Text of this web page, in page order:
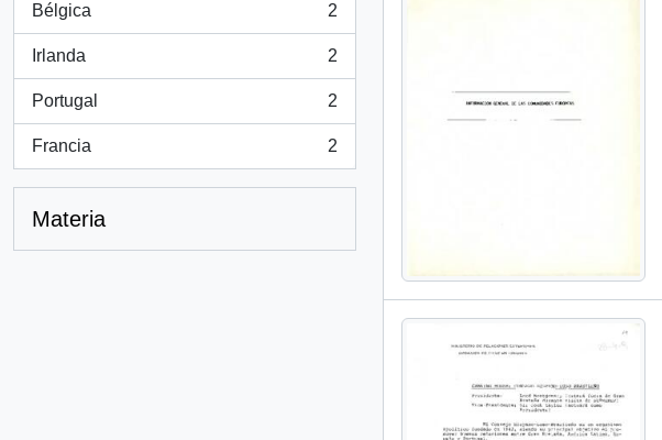
Bélgica
, 2 resultados
2
Irlanda
, 2 resultados
2
Portugal
, 2 resultados
2
Francia
, 2 resultados
2
Materia